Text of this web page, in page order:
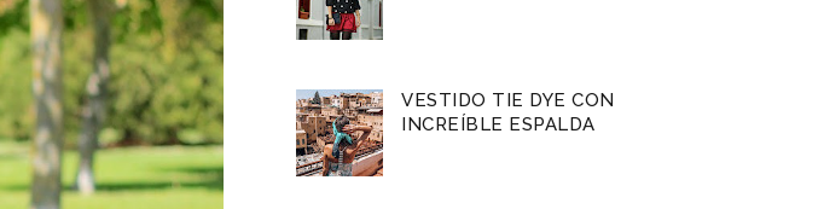
VESTIDO TIE DYE CON
INCREÍBLE ESPALDA